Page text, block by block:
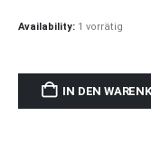
Availability: 1 vorrätig
IN DEN